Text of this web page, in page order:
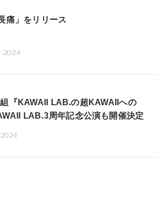
痛」をリリース
『KAWAII LAB.の超KAWAIIへの
LAB.3周年記念公演も開催決定